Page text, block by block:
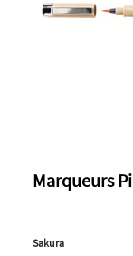
Marqueurs
Sakura